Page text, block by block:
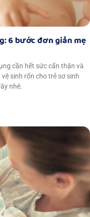
6 bước đơn giản mẹ
cần hết sức cẩn thận và
sinh rốn cho trẻ sơ sinh
nhé.